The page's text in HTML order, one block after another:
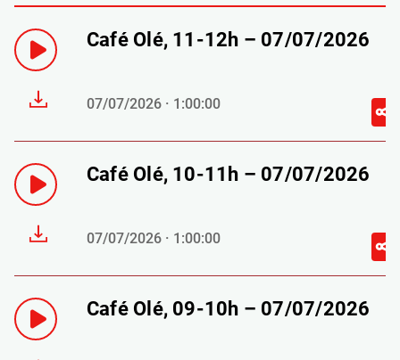
Café Olé, 11-12h – 07/07/2026
07/07/2026 · 1:00:00
Café Olé, 10-11h – 07/07/2026
07/07/2026 · 1:00:00
Café Olé, 09-10h – 07/07/2026